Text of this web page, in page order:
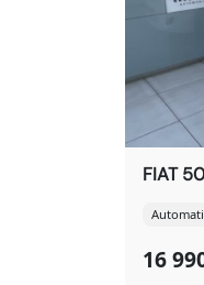
FIAT
16